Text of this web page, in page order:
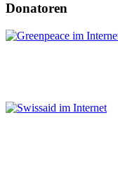
Donatoren